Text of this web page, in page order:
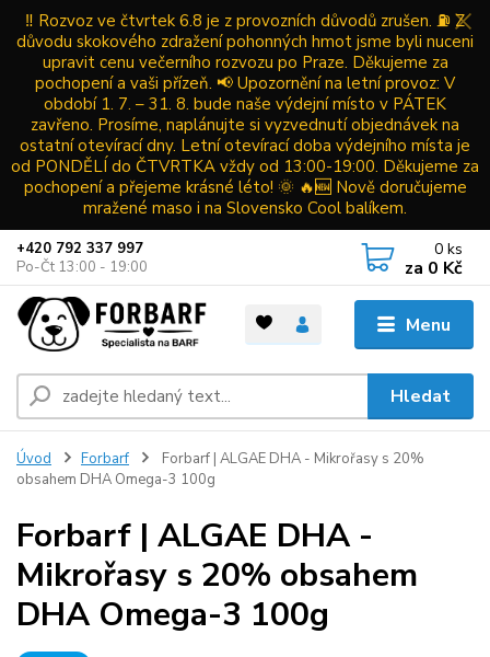
‼️ Rozvoz ve čtvrtek 6.8 je z provozních důvodů zrušen. ⛽ Z
důvodu skokového zdražení pohonných hmot jsme byli nuceni
upravit cenu večerního rozvozu po Praze. Děkujeme za
pochopení a vaši přízeň. 📢 Upozornění na letní provoz: V
období 1. 7. – 31. 8. bude naše výdejní místo v PÁTEK
zavřeno. Prosíme, naplánujte si vyzvednutí objednávek na
ostatní otevírací dny. Letní otevírací doba výdejního místa je
od PONDĚLÍ do ČTVRTKA vždy od 13:00-19:00. Děkujeme za
pochopení a přejeme krásné léto! 🌞 🔥🆕 Nově doručujeme
mražené maso i na Slovensko Cool balíkem.
Menu
Hledat
+420 792 337 997
Po-Čt 13:00 - 19:00
0 ks
za 0 Kč
Úvod Forbarf
Forbarf | ALGAE DHA - Mikrořasy s 20%
obsahem DHA Omega-3 100g
Forbarf | ALGAE DHA -
Mikrořasy s 20% obsahem
DHA Omega-3 100g